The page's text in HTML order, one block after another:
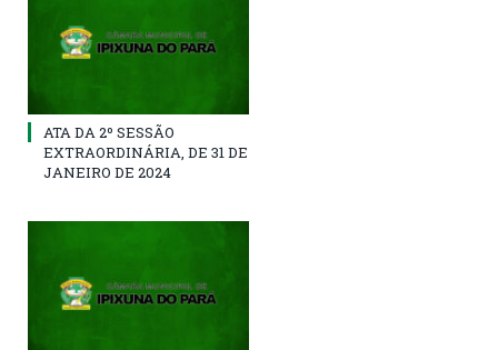
ATA DA 2º SESSÃO
EXTRAORDINÁRIA, DE 31 DE
JANEIRO DE 2024